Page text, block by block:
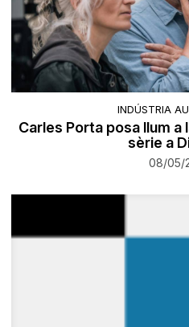
INDÚSTRIA
Carles Porta posa llum
sèrie a
08/05/